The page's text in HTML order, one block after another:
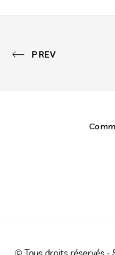
PREVIOUS
PREV